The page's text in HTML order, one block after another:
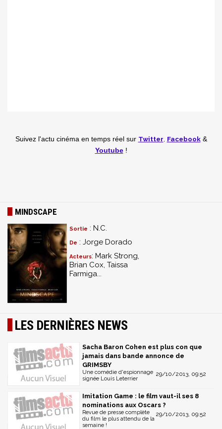
Suivez l'actu cinéma en temps réel sur Twitter Facebook&
Youtube!
MINDSCAPE
Sortie : N.C.
De : Jorge Dorado
Acteurs: Mark Strong,
Brian Cox, Taissa
Farmiga...
LES DERNIÈRES NEWS
Sacha Baron Cohen est plus con que
jamais dans bande annonce de
GRIMSBY
29/10/2013, 09:52
Une comédie d'espionnage
signée Louis Leterrier
Imitation Game : le film vaut-il ses 8
nominations aux Oscars ?
29/10/2013, 09:52
Revue de presse complète
du film le plus attendu de la
semaine !